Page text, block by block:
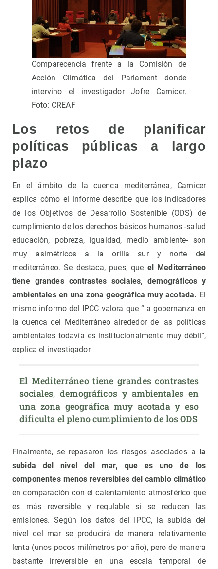
Comparecencia frente a la Comisión de
Acción Climática del Parlament donde
intervino el investigador Jofre Carnicer.
Foto: CREAF
Los retos de planificar
políticas públicas a largo
plazo
En el ámbito de la cuenca mediterránea, Carnicer
explica cómo el informe describe que los indicadores
de los Objetivos de Desarrollo Sostenible (ODS) de
cumplimiento de los derechos básicos humanos -salud
educación, pobreza, igualdad, medio ambiente- son
muy asimétricos a la orilla sur y norte del
mediterráneo. Se destaca, pues, que el Mediterráneo
tiene grandes contrastes sociales, demográficos y
ambientales en una zona geográfica muy acotada. El
mismo informo del IPCC valora que “la gobernanza en
la cuenca del Mediterráneo alrededor de las políticas
ambientales todavía es institucionalmente muy débil”,
explica el investigador.
El Mediterráneo tiene grandes contrastes
sociales, demográficos y ambientales en
una zona geográfica muy acotada y eso
dificulta el pleno cumplimiento de los ODS
Finalmente, se repasaron los riesgos asociados a la
subida del nivel del mar, que es uno de los
componentes menos reversibles del cambio climático
en comparación con el calentamiento atmosférico que
es más reversible y regulable si se reducen las
emisiones. Según los datos del IPCC, la subida del
nivel del mar se producirá de manera relativamente
lenta (unos pocos milímetros por año), pero de manera
bastante irreversible en una escala temporal de